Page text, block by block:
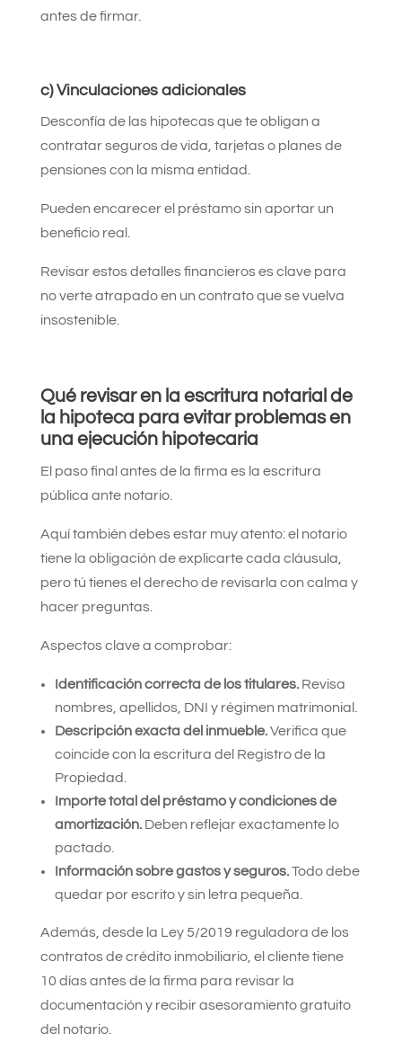
antes de firmar.
c) Vinculaciones adicionales
Desconfía de las hipotecas que te obligan a
contratar seguros de vida, tarjetas o planes de
pensiones con la misma entidad.
Pueden encarecer el préstamo sin aportar un
beneficio real.
Revisar estos detalles financieros es clave para
no verte atrapado en un contrato que se vuelva
insostenible.
Qué revisar en la escritura notarial de
la hipoteca para evitar problemas en
una ejecución hipotecaria
El paso final antes de la firma es la escritura
pública ante notario.
Aquí también debes estar muy atento: el notario
tiene la obligación de explicarte cada cláusula,
pero tú tienes el derecho de revisarla con calma y
hacer preguntas.
Aspectos clave a comprobar:
Identificación correcta de los titulares. Revisa
nombres, apellidos, DNI y régimen matrimonial.
Descripción exacta del inmueble.Verifica que
coincide con la escritura del Registro de la
Propiedad.
Importe total del préstamo y condiciones de
amortización. Deben reflejar exactamente lo
pactado.
Información sobre gastos y seguros.Todo debe
quedar por escrito y sin letra pequeña.
Además, desde la Ley 5/2019 reguladora de los
contratos de crédito inmobiliario, el cliente tiene
10 días antes de la firma para revisar la
documentación y recibir asesoramiento gratuito
del notario.